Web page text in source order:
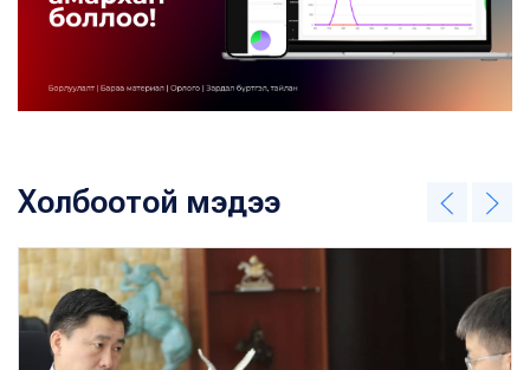
Холбоотой мэдээ